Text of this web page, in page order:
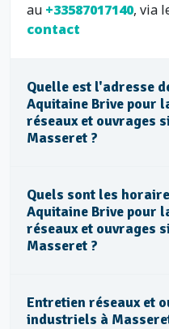
au +33587017140, via
contact
Quelle est l'adresse
Aquitaine Brive pour
réseaux et ouvrages
Masseret ?
Quels sont les
Aquitaine Brive pour
réseaux et ouvrages
Masseret ?
Entretien réseaux et
industriels à